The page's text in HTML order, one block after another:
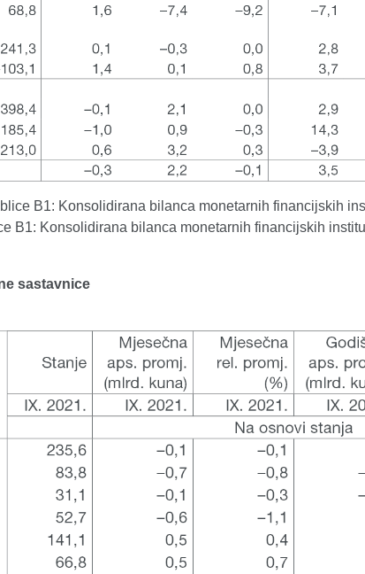
B1: Konsolidirana bilanca monetarnih financijskih
B1: Konsolidirana bilanca monetarnih financijskih
sastavnice